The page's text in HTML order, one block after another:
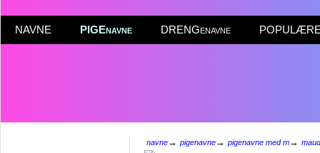
NAVNE PIGEnavne DRENGenavne POPULÆRE
navne→ pigenavne→ pigenavne med m→ maud